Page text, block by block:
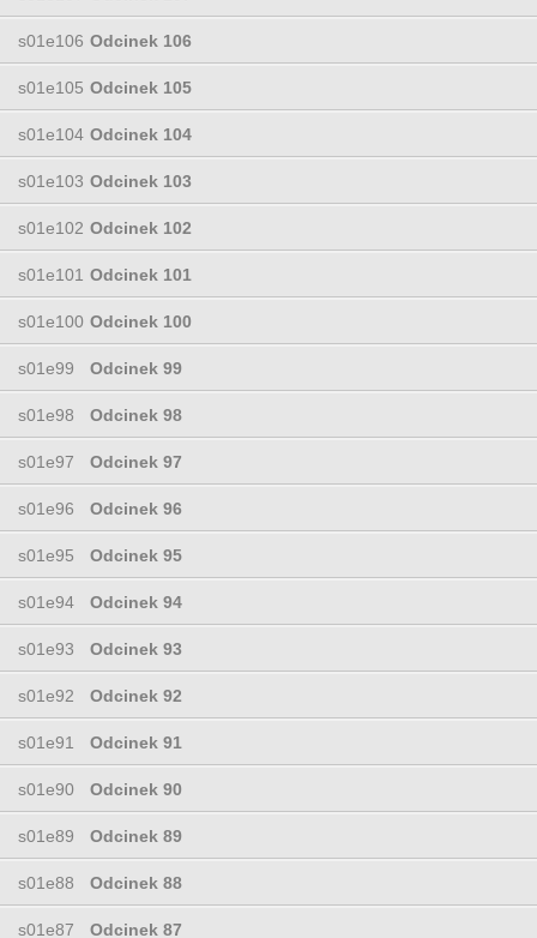
s01e106 Odcinek 106
s01e105 Odcinek 105
s01e104 Odcinek 104
s01e103 Odcinek 103
s01e102 Odcinek 102
s01e101 Odcinek 101
s01e100 Odcinek 100
s01e99 Odcinek 99
s01e98 Odcinek 98
s01e97 Odcinek 97
s01e96 Odcinek 96
s01e95 Odcinek 95
s01e94 Odcinek 94
s01e93 Odcinek 93
s01e92 Odcinek 92
s01e91 Odcinek 91
s01e90 Odcinek 90
s01e89 Odcinek 89
s01e88 Odcinek 88
s01e87 Odcinek 87